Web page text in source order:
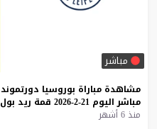
مباشر
مشاهدة مباراة بوروسيا دورتموند
مباشر اليوم 21-2-2026 قمة ريد بول
منذ 6 أشهر